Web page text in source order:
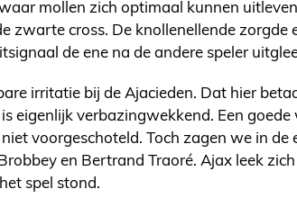
mollen zich optimaal kunnen
zwarte cross. De knollenellende zorgde
de ene na de andere speler
irritatie bij de Ajacieden. Dat hier
eigenlijk verbazingwekkend. Een goede
voorgeschoteld. Toch zagen we in de
en Bertrand Traoré. Ajax leek
spel stond.